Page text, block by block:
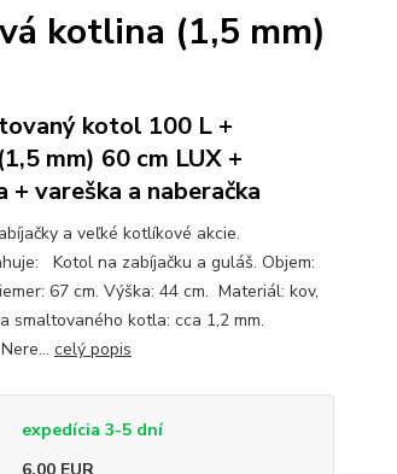
kotlina (1,5 mm)
kotol 100 L +
mm) 60 cm LUX +
+ vareška a naberačka
a veľké kotlíkové akcie.
Kotol na zabíjačku a guláš. Objem:
67 cm. Výška: 44 cm. Materiál: kov,
smaltovaného kotla: cca 1,2 mm.
celý popis
expedícia 3-5 dní